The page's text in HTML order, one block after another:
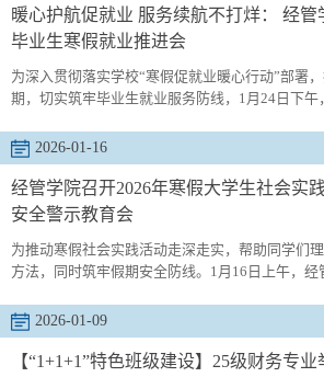
习、生活和成长状况，鼓励学生要珍惜在校学习
逆境中磨砺意志...
暖心护航促就业 服务续航不打烊： 经管
毕业生寒假就业推进会
为深入贯彻落实学校“寒假促就业暖心行动”部署
期，切实筑牢毕业生就业服务防线，1月24日下午
及2026届毕业生参加会议。会上，付继航结合当
色，深入解读了国家及地方针对高校毕业生的就
主动对接重点领域、重点行业岗位，将个人职业
合，积极投...
2026-01-16
经管学院召开2026年寒假大学生社会实
安全警示教育会
为推动寒假社会实践活动走深走实，帮助同学们
方法，同时筑牢假期安全防线。1月16日上午，经
次会议由学院团委付继航老师主讲社会实践相关
寒假安全教育，25级学生代表参会。会议伊始，
大学生连接校园与社会的重要桥梁，对个人成长
2026-01-09
【“1+1+1”特色班级建设】25级财务专